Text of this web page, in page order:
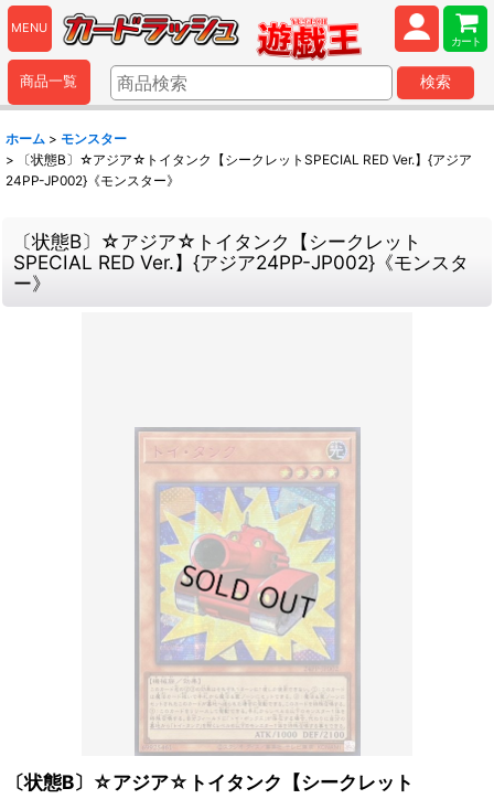
MENU
カート
商品一覧 検索
ホーム > モンスター
>
〔状態B〕☆アジア☆トイタンク【シークレットSPECIAL RED Ver.】{アジア
24PP-JP002}《モンスター》
〔状態B〕☆アジア☆トイタンク【シークレット
SPECIAL RED Ver.】{アジア24PP-JP002}《モンスタ
ー》
〔状態B〕☆アジア☆トイタンク【シークレット